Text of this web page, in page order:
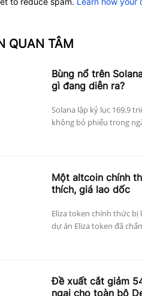
QUAN TÂM
Bùng nổ trên
gì đang diễn ra?
Solana lập kỷ lục 169,9
không bỏ phiếu trong
Một altcoin chính
thích, giá lao dốc
Eliza token chính thức bị
dự án Eliza token đã
Đề xuất cắt giảm
ngại cho toàn bộ